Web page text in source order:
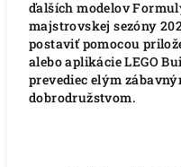
ďalších modelov
majstrovskej sezóny
postaviť pomocou
alebo aplikácie LEGO
prevediec elým
dobrodružstvom.